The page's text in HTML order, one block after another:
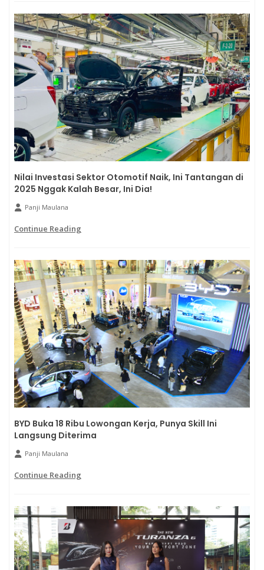
Nilai Investasi Sektor Otomotif Naik, Ini Tantangan di
2025 Nggak Kalah Besar, Ini Dia!
Panji Maulana
Continue Reading
BYD Buka 18 Ribu Lowongan Kerja, Punya Skill Ini
Langsung Diterima
Panji Maulana
Continue Reading